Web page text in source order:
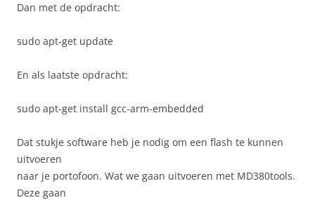
Dan met de opdracht:
sudo apt-get update
En als laatste opdracht:
sudo apt-get install gcc-arm-embedded
Dat stukje software heb je nodig om een flash te kunnen
uitvoeren
naar je portofoon. Wat we gaan uitvoeren met MD380tools.
Deze gaan